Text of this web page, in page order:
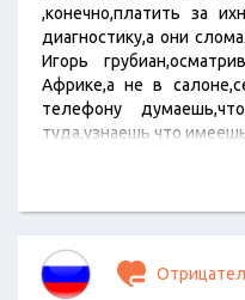
,конечно,платить за
диагностику,а они
Игорь
Африке,а не в
телефону
туда,узнаешь что